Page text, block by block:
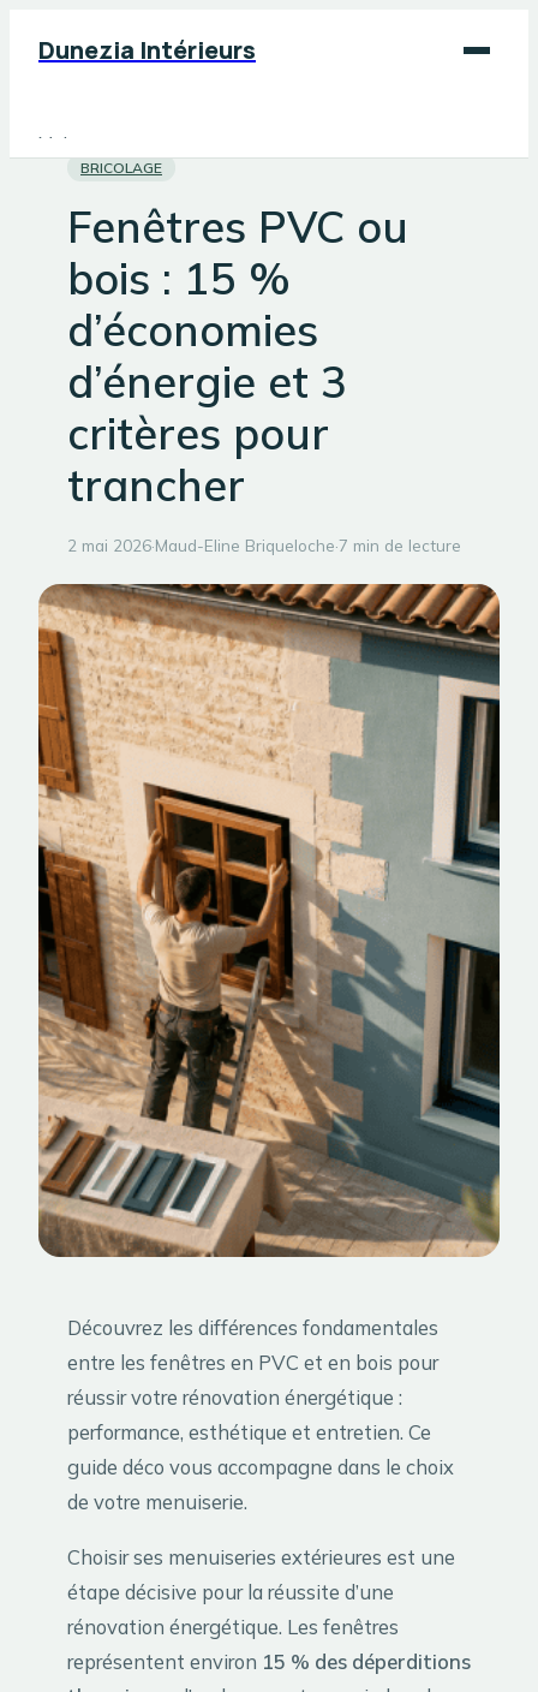
Dunezia Intérieurs
Maison
Jardinage
Bricolage
BRICOLAGE
Fenêtres PVC ou
bois : 15 %
d’économies
d’énergie et 3
critères pour
trancher
2 mai 2026·Maud-Eline Briqueloche·7 min de lecture
Découvrez les différences fondamentales
entre les fenêtres en PVC et en bois pour
réussir votre rénovation énergétique :
performance, esthétique et entretien. Ce
guide déco vous accompagne dans le choix
de votre menuiserie.
Choisir ses menuiseries extérieures est une
étape décisive pour la réussite d’une
rénovation énergétique. Les fenêtres
représentent environ 15 % des déperditions